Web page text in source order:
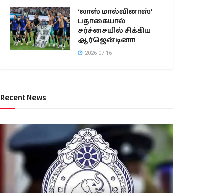
‘லாஸ் மால்வினாஸ்’
பதாகையால்
சர்ச்சையில் சிக்கிய
ஆர்ஜென்டினா!
2026-07-16
Recent News